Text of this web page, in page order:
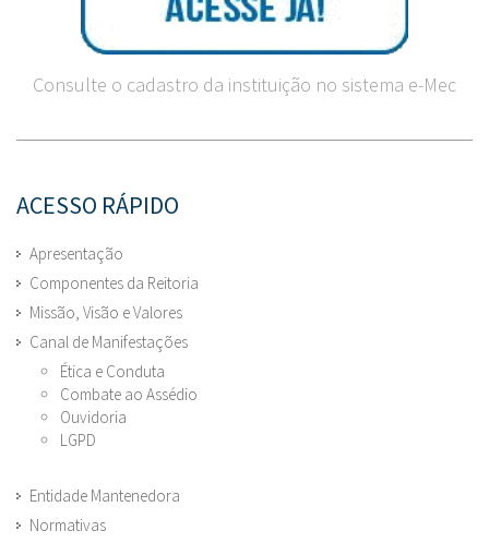
Consulte o cadastro da instituição no sistema e-Mec
ACESSO RÁPIDO
Apresentação
Componentes da Reitoria
Missão, Visão e Valores
Canal de Manifestações
Ética e Conduta
Combate ao Assédio
Ouvidoria
LGPD
Entidade Mantenedora
Normativas